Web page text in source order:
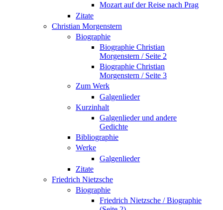
Mozart auf der Reise nach Prag
Zitate
Christian Morgenstern
Biographie
Biographie Christian
Morgenstern / Seite 2
Biographie Christian
Morgenstern / Seite 3
Zum Werk
Galgenlieder
Kurzinhalt
Galgenlieder und andere
Gedichte
Bibliographie
Werke
Galgenlieder
Zitate
Friedrich Nietzsche
Biographie
Friedrich Nietzsche / Biographie